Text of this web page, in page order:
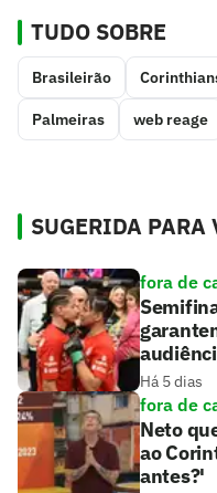
TUDO SOBRE
Brasileirão
Palmeiras web reage
SUGERIDA PARA
fora de
Há 5 dias
fora de
Neto
ao
antes?'